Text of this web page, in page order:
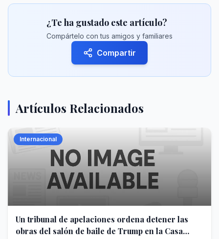
¿Te ha gustado este artículo?
Compártelo con tus amigos y familiares
Compartir
Artículos Relacionados
Internacional
Un tribunal de apelaciones ordena detener las
obras del salón de baile de Trump en la Casa